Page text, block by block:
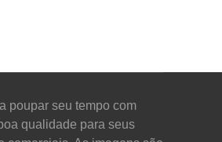
poupar seu tempo com
qualidade para seus